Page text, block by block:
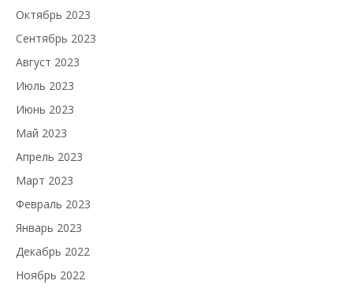
Октябрь 2023
Сентябрь 2023
Август 2023
Июль 2023
Июнь 2023
Май 2023
Апрель 2023
Март 2023
Февраль 2023
Январь 2023
Декабрь 2022
Ноябрь 2022